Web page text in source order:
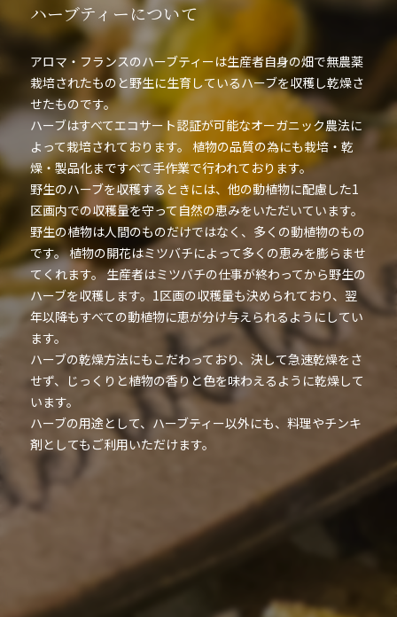
ハーブティーについて
アロマ・フランスのハーブティーは生産者自身の畑で無農薬
栽培されたものと野生に生育しているハーブを収穫し乾燥さ
せたものです。
ハーブはすべてエコサート認証が可能なオーガニック農法に
よって栽培されております。 植物の品質の為にも栽培・乾
燥・製品化まですべて手作業で行われております。
野生のハーブを収穫するときには、他の動植物に配慮した1
区画内での収穫量を守って自然の恵みをいただいています。
野生の植物は人間のものだけではなく、多くの動植物のもの
です。 植物の開花はミツバチによって多くの恵みを膨らませ
てくれます。 生産者はミツバチの仕事が終わってから野生の
ハーブを収穫します。1区画の収穫量も決められており、翌
年以降もすべての動植物に恵が分け与えられるようにしてい
ます。
ハーブの乾燥方法にもこだわっており、決して急速乾燥をさ
せず、じっくりと植物の香りと色を味わえるように乾燥して
います。
ハーブの用途として、ハーブティー以外にも、料理やチンキ
剤としてもご利用いただけます。